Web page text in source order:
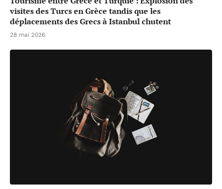
visites des Turcs en Grèce tandis que les
déplacements des Grecs à Istanbul chutent
28 mai 2026